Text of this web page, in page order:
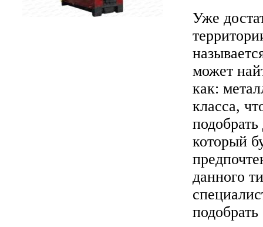
Уже
может
как:
класса,
который
данного